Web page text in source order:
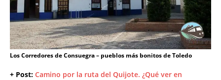
Los Corredores de Consuegra – pueblos más bonitos de Toledo
+ Post: Camino por la ruta del Quijote. ¿Qué ver en